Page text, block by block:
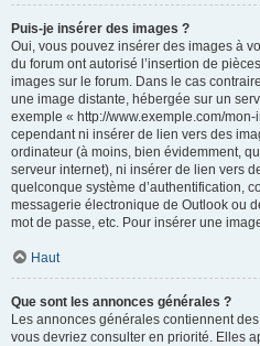
Puis-je insérer des images ?
Oui, vous pouvez insérer des images à
du forum ont autorisé l’insertion de
images sur le forum. Dans le cas
une image distante, hébergée sur un
exemple « http://www.exemple.com/
cependant ni insérer de lien vers des
ordinateur (à moins, bien évidemment,
serveur internet), ni insérer de lien vers
quelconque système d’authentification,
messagerie électronique de Outlook ou
mot de passe, etc. Pour insérer une
Haut
Que sont les annonces générales ?
Les annonces générales contiennent
vous devriez consulter en priorité. Elles